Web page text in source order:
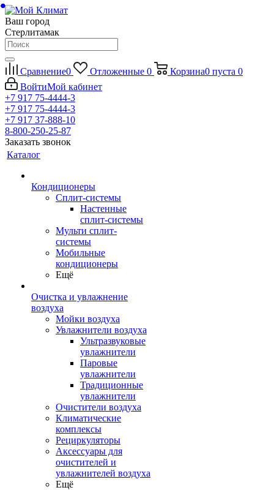
Ваш город
Стерлитамак
Сравнение0 Отложенные 0 Корзина0 пуста 0
ВойтиМой кабинет
+7 917 75-4444-3
+7 917 75-4444-3
+7 917 37-888-10
8-800-250-25-87
Заказать звонок
Каталог
Кондиционеры
Сплит-системы
Настенные
сплит-системы
Мульти сплит-
системы
Мобильные
кондиционеры
Ещё
Очистка и увлажнение
воздуха
Мойки воздуха
Увлажнители воздуха
Ультразвуковые
увлажнители
Паровые
увлажнители
Традиционные
увлажнители
Очистители воздуха
Климатические
комплексы
Рециркуляторы
Аксессуары для
очистителей и
увлажнителей воздуха
Ещё